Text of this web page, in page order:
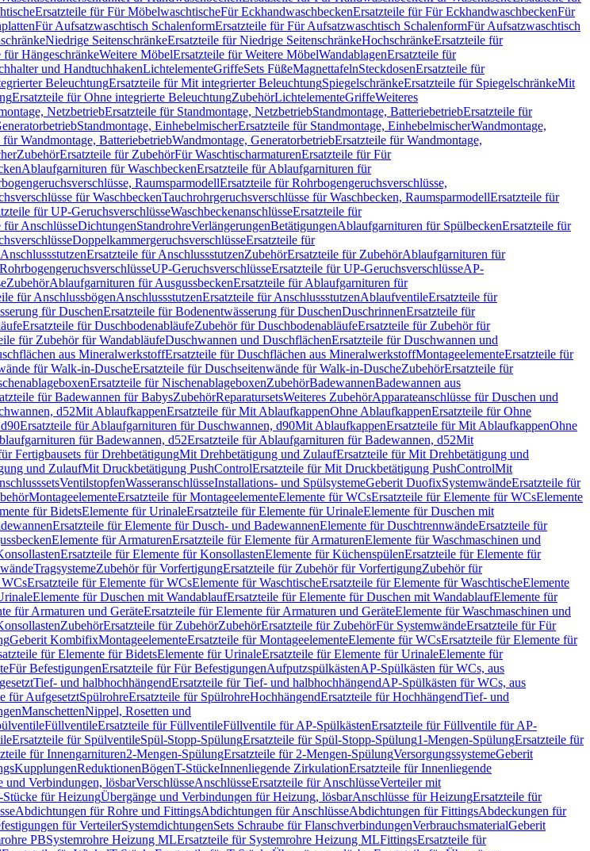
Ersatzteile für Für MöbelwaschtischeFür EckhandwaschbeckenErsatzteile für Für EckhandwaschbeckenFür
Für Aufsatzwaschtisch SchalenformErsatzteile für Für Aufsatzwaschtisch SchalenformFür Aufsatzwaschtisch
Niedrige SeitenschränkeErsatzteile für Niedrige SeitenschränkeHochschränkeErsatzteile für
für HängeschränkeWeitere MöbelErsatzteile für Weitere MöbelWandablagenErsatzteile für
und HandtuchhakenLichtelementeGriffeSets FüßeMagnettafelnSteckdosenErsatzteile für
BeleuchtungErsatzteile für Mit integrierter BeleuchtungSpiegelschränkeErsatzteile für SpiegelschränkeMit
Ersatzteile für Ohne integrierte BeleuchtungZubehörLichtelementeGriffeWeiteres
NetzbetriebErsatzteile für Standmontage, NetzbetriebStandmontage, BatteriebetriebErsatzteile für
Standmontage, EinhebelmischerErsatzteile für Standmontage, EinhebelmischerWandmontage,
für Wandmontage, BatteriebetriebWandmontage, GeneratorbetriebErsatzteile für Wandmontage,
ZubehörErsatzteile für ZubehörFür WaschtischarmaturenErsatzteile für Für
Ablaufgarnituren für WaschbeckenErsatzteile für Ablaufgarnituren für
RaumsparmodellErsatzteile für Rohrbogengeruchsverschlüsse,
für WaschbeckenTauchrohrgeruchsverschlüsse für Waschbecken, RaumsparmodellErsatzteile für
für UP-GeruchsverschlüsseWaschbeckenanschlüsseErsatzteile für
für AnschlüsseDichtungenStandrohreVerlängerungenBetätigungenAblaufgarnituren für SpülbeckenErsatzteile für
DoppelkammergeruchsverschlüsseErsatzteile für
AnschlussstutzenErsatzteile für AnschlussstutzenZubehörErsatzteile für ZubehörAblaufgarnituren für
UP-GeruchsverschlüsseErsatzteile für UP-GeruchsverschlüsseAP-
ZubehörAblaufgarnituren für AusgussbeckenErsatzteile für Ablaufgarnituren für
für AnschlussbögenAnschlussstutzenErsatzteile für AnschlussstutzenAblaufventileErsatzteile für
für DuschenErsatzteile für Bodenentwässerung für DuschenDuschrinnenErsatzteile für
Ersatzteile für DuschbodenabläufeZubehör für DuschbodenabläufeErsatzteile für Zubehör für
für Zubehör für WandabläufeDuschwannen und DuschflächenErsatzteile für Duschwannen und
aus MineralwerkstoffErsatzteile für Duschflächen aus MineralwerkstoffMontageelementeErsatzteile für
für Walk-in-DuscheErsatzteile für Duschseitenwände für Walk-in-DuscheZubehörErsatzteile für
Ersatzteile für NischenablageboxenZubehörBadewannenBadewannen aus
für Badewannen für BabysZubehörReparatursetsWeiteres ZubehörApparateanschlüsse für Duschen und
d52Mit AblaufkappenErsatzteile für Mit AblaufkappenOhne AblaufkappenErsatzteile für Ohne
Ersatzteile für Ablaufgarnituren für Duschwannen, d90Mit AblaufkappenErsatzteile für Mit AblaufkappenOhne
für Badewannen, d52Ersatzteile für Ablaufgarnituren für Badewannen, d52Mit
Fertigbausets für DrehbetätigungMit Drehbetätigung und ZulaufErsatzteile für Mit Drehbetätigung und
und ZulaufMit Druckbetätigung PushControlErsatzteile für Mit Druckbetätigung PushControlMit
VentilstopfenWasseranschlüsseInstallations- und SpülsystemeGeberit DuofixSystemwändeErsatzteile für
MontageelementeErsatzteile für MontageelementeElemente für WCsErsatzteile für Elemente für WCsElemente
für BidetsElemente für UrinaleErsatzteile für Elemente für UrinaleElemente für Duschen mit
Ersatzteile für Elemente für Dusch- und BadewannenElemente für DuschtrennwändeErsatzteile für
Elemente für ArmaturenErsatzteile für Elemente für ArmaturenElemente für Waschmaschinen und
Ersatzteile für Elemente für KonsollastenElemente für KüchenspülenErsatzteile für Elemente für
TragsystemeZubehör für VorfertigungErsatzteile für Zubehör für VorfertigungZubehör für
Ersatzteile für Elemente für WCsElemente für WaschtischeErsatzteile für Elemente für WaschtischeElemente
Elemente für Duschen mit WandablaufErsatzteile für Elemente für Duschen mit WandablaufElemente für
für Armaturen und GeräteErsatzteile für Elemente für Armaturen und GeräteElemente für Waschmaschinen und
ZubehörErsatzteile für ZubehörZubehörErsatzteile für ZubehörFür SystemwändeErsatzteile für Für
Geberit KombifixMontageelementeErsatzteile für MontageelementeElemente für WCsErsatzteile für Elemente für
für Elemente für BidetsElemente für UrinaleErsatzteile für Elemente für UrinaleElemente für
Für BefestigungenErsatzteile für Für BefestigungenAufputzspülkästenAP-Spülkästen für WCs, aus
Tief- und halbhochhängendErsatzteile für Tief- und halbhochhängendAP-Spülkästen für WCs, aus
für AufgesetztSpülrohreErsatzteile für SpülrohreHochhängendErsatzteile für HochhängendTief- und
ManschettenNippel, Rosetten und
FüllventileErsatzteile für FüllventileFüllventile für AP-SpülkästenErsatzteile für Füllventile für AP-
Ersatzteile für SpülventileSpül-Stopp-SpülungErsatzteile für Spül-Stopp-Spülung1-Mengen-SpülungErsatzteile für
für Innengarnituren2-Mengen-SpülungErsatzteile für 2-Mengen-SpülungVersorgungssystemeGeberit
KupplungenReduktionenBögenT-StückeInnenliegende ZirkulationErsatzteile für Innenliegende
und Verbindungen, lösbarVerschlüsseAnschlüsseErsatzteile für AnschlüsseVerteiler mit
Stücke für HeizungÜbergänge und Verbindungen für Heizung, lösbarAnschlüsse für HeizungErsatzteile für
Abdichtungen für Rohre und FittingsAbdichtungen für AnschlüsseAbdichtungen für FittingsAbdeckungen für
für VerteilerSystemdichtungenSets Schraube für FlanschverbindungenVerbrauchsmaterialGeberit
PBSystemrohre Heizung MLErsatzteile für Systemrohre Heizung MLFittingsErsatzteile für